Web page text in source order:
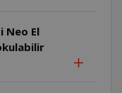
Neo El